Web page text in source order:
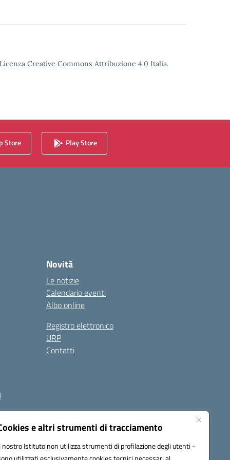
e altri strumenti di tracciamento
nostro Istituto non utilizza strumenti di profilazione degli utenti -
Creative Commons Attribuzione 4.0 Italia.
Store Play Store
Novità
Le notizie
Calendario eventi
Albo online
Registro elettronico
URP
Contatti